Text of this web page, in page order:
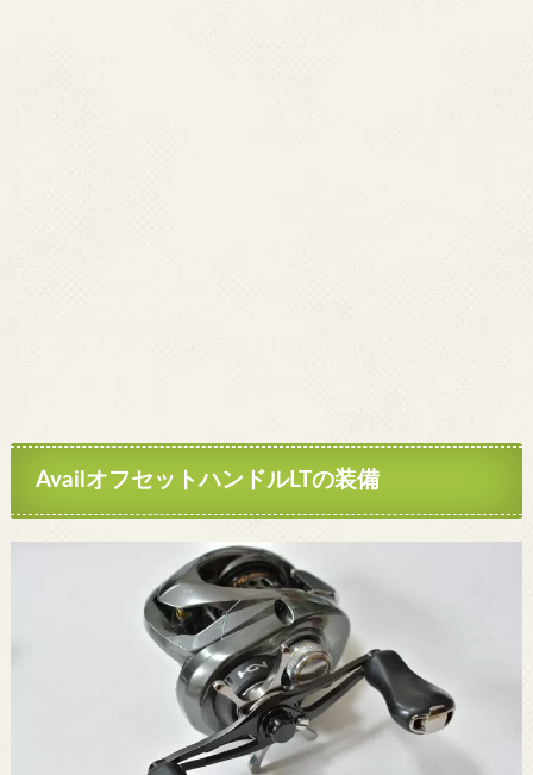
Avail オフセットハンドルLTの装備